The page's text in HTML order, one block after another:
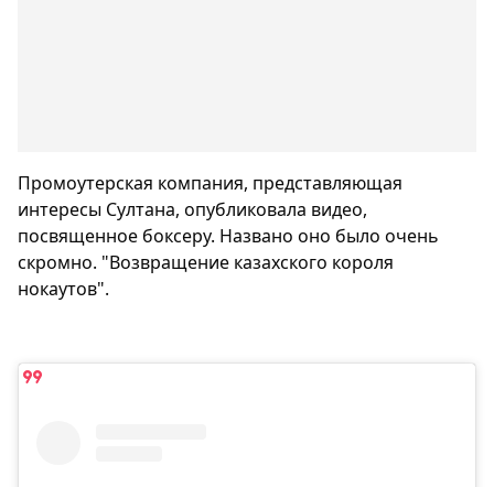
Промоутерская компания, представляющая
интересы Султана, опубликовала видео,
посвященное боксеру. Названо оно было очень
скромно. "Возвращение казахского короля
нокаутов".